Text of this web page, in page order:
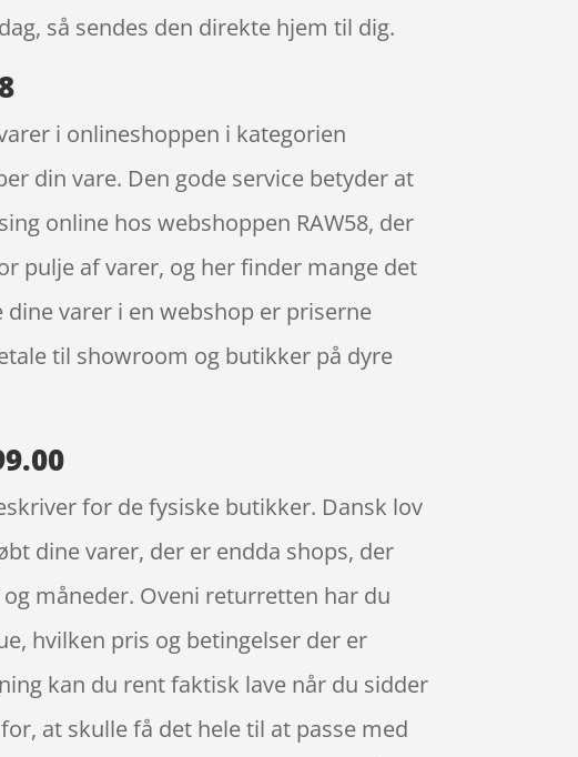
så sendes den direkte hjem til dig.
i onlineshoppen i kategorien
din vare. Den gode service betyder at
online hos webshoppen RAW58, der
pulje af varer, og her finder mange det
varer i en webshop er priserne
til showroom og butikker på dyre
for de fysiske butikker. Dansk lov
dine varer, der er endda shops, der
måneder. Oveni returretten har du
hvilken pris og betingelser der er
kan du rent faktisk lave når du sidder
at skulle få det hele til at passe med